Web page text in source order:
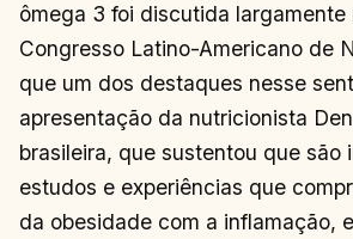
ômega 3 foi discutida
Congresso Latino-Americano de
que um dos destaques nesse
apresentação da nutricionista
brasileira, que sustentou que são
estudos e experiências que
da obesidade com a inflamação,